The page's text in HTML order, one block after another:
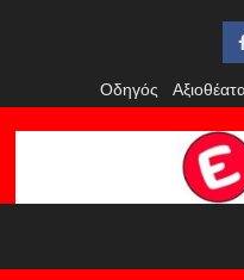
Οδηγός